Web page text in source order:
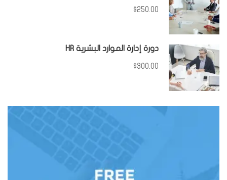
$250.00
دورة إدارة الموارد البشرية HR
$300.00